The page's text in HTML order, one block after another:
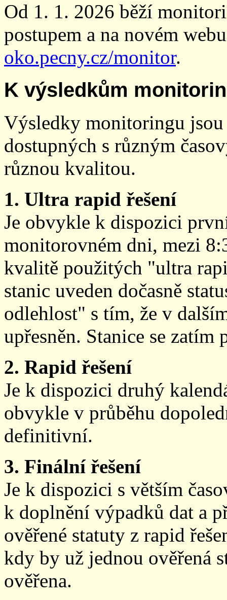
Od 1. 1. 2026 běží
postupem a na novém
oko.pecny.cz/monitor.
K výsledkům
Výsledky monitoringu
dostupných s různým
různou kvalitou.
1. Ultra rapid řešení
Je obvykle k dispozici
monitorovném dni, mezi
kvalitě použitých "ultra
stanic uveden dočasně
odlehlost" s tím, že v
upřesněn. Stanice se zatím
2. Rapid řešení
Je k dispozici druhý
obvykle v průběhu
definitivní.
3. Finální řešení
Je k dispozici s větším
k doplnění výpadků dat a
ověřené statuty z rapid
kdy by už jednou ověřená
ověřena.